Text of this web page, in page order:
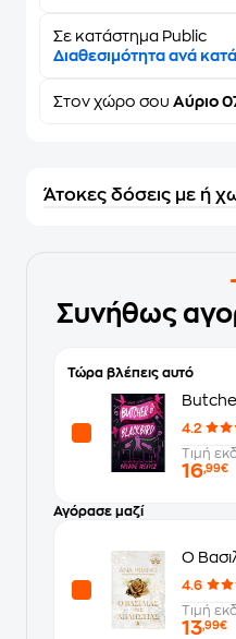
Σε κατάστημα Public
Διαθεσιμότητα ανά
Στον χώρο σου Αύριο
Άτοκες δόσεις με ή
Συνήθως
Τώρα βλέπεις αυτό
4.2
Τιμή
16,99€
Αγόρασε μαζί
O
4.6
Τιμή
13,99€